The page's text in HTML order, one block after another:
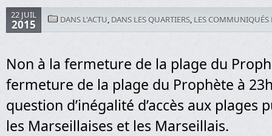
22 JUIL
2015 DANS L'ACTU, DANS LES QUARTIERS, LES COMMUNIQUÉS
Non à la fermeture de la plage du
fermeture de la plage du Prophète à
question d’inégalité d’accès aux plages
les Marseillaises et les Marseillais.